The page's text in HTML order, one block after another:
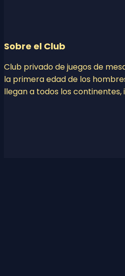
Sobre el Club
Club privado de juegos de
la primera edad de los
llegan a todos los continentes,